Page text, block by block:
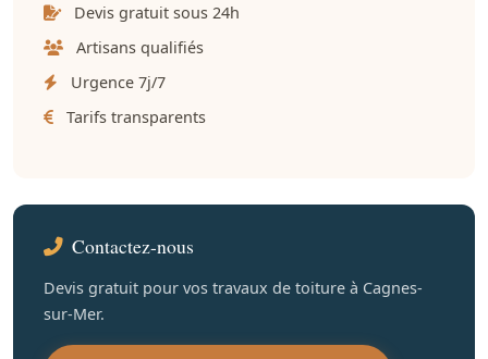
Devis gratuit sous 24h
Artisans qualifiés
Urgence 7j/7
Tarifs transparents
Contactez-nous
Devis gratuit pour vos travaux de toiture à Cagnes-
sur-Mer.